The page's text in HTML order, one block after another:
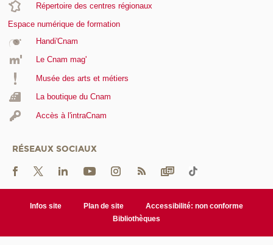
Répertoire des centres régionaux
Espace numérique de formation
Handi'Cnam
Le Cnam mag'
Musée des arts et métiers
La boutique du Cnam
Accès à l'intraCnam
RÉSEAUX SOCIAUX
Infos site Plan de site
Accessibilité: non conforme
Bibliothèques